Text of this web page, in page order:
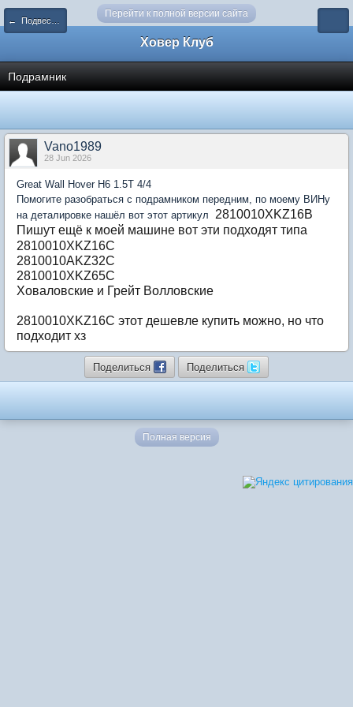
Перейти к полной версии сайта
← Подвеска и задний мост
Ховер Клуб
Подрамник
Vano1989
28 Jun 2026
Great Wall Hover H6 1.5T 4/4
Помогите разобраться с подрамником передним, по моему ВИНу
на деталировке нашёл вот этот артикул 2810010XKZ16B
Пишут ещё к моей машине вот эти подходят типа
2810010XKZ16C
2810010AKZ32C
2810010XKZ65C
Ховаловские и Грейт Волловские
2810010XKZ16C этот дешевле купить можно, но что
подходит хз
Поделиться Поделиться
Полная версия